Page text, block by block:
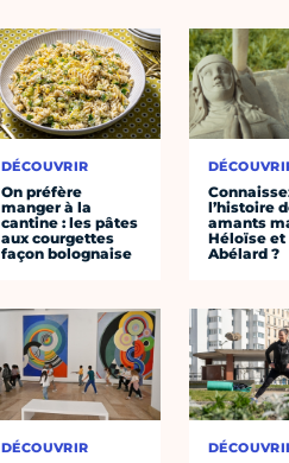
DÉCOUVRIR
On préfère
manger à la
cantine : les pâtes
aux courgettes
façon bolognaise
DÉCOUVRIR
l’histoire
amants
Héloïse et
Abélard ?